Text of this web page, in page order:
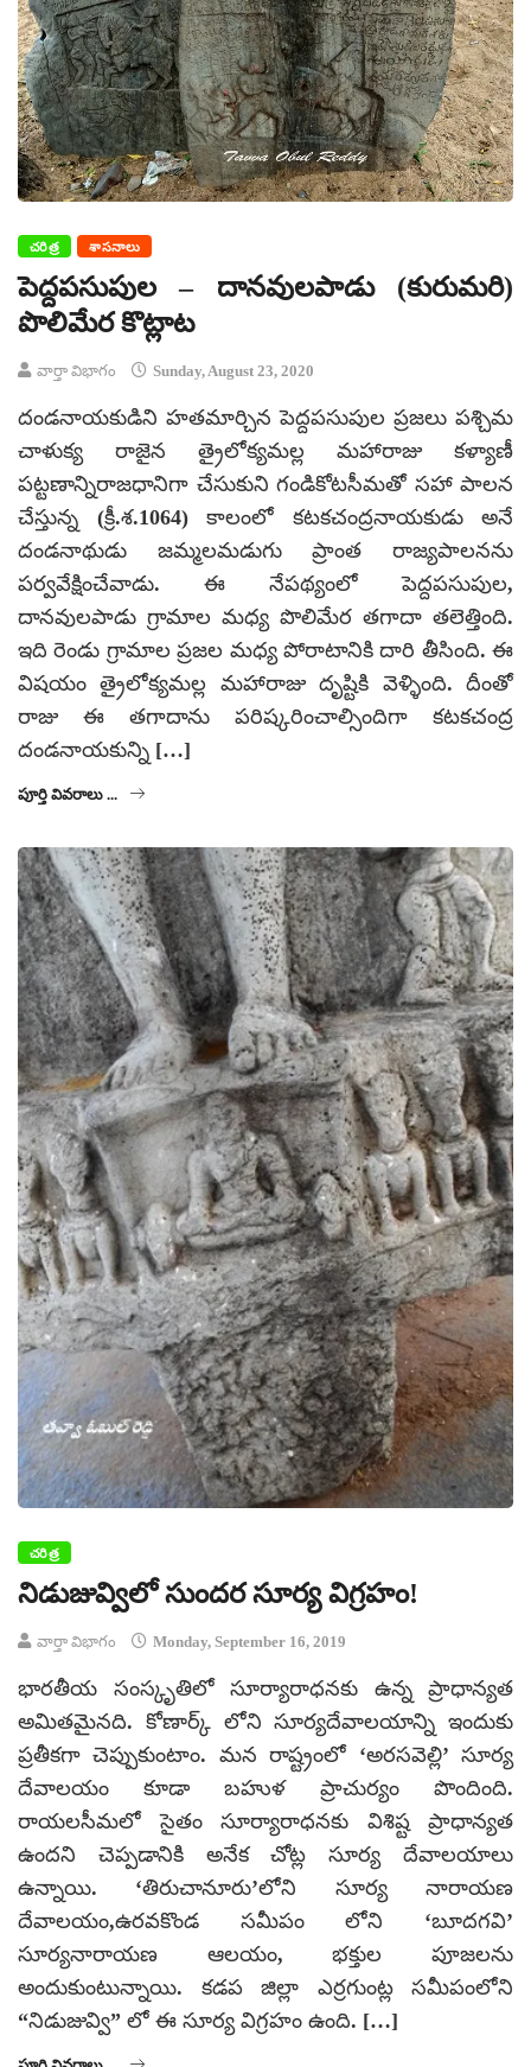
చరిత్ర శాసనాలు
పెద్దపసుపుల – దానవులపాడు (కురుమరి)
పొలిమేర కొట్లాట
వార్తా విభాగం Sunday, August 23, 2020
దండనాయకుడిని హతమార్చిన పెద్దపసుపుల ప్రజలు పశ్చిమ
చాళుక్య రాజైన త్రైలోక్యమల్ల మహారాజు కళ్యాణీ
పట్టణాన్నిరాజధానిగా చేసుకుని గండికోటసీమతో సహా పాలన
చేస్తున్న (క్రీ.శ.1064) కాలంలో కటకచంద్రనాయకుడు అనే
దండనాథుడు జమ్మలమడుగు ప్రాంత రాజ్యపాలనను
పర్వవేక్షించేవాడు. ఈ నేపథ్యంలో పెద్దపసుపుల,
దానవులపాడు గ్రామాల మధ్య పొలిమేర తగాదా తలెత్తింది.
ఇది రెండు గ్రామాల ప్రజల మధ్య పోరాటానికి దారి తీసింది. ఈ
విషయం త్రైలోక్యమల్ల మహారాజు దృష్టికి వెళ్ళింది. దీంతో
రాజు ఈ తగాదాను పరిష్కరించాల్సిందిగా కటకచంద్ర
దండనాయకున్ని […]
పూర్తి వివరాలు ...
చరిత్ర
నిడుజువ్విలో సుందర సూర్య విగ్రహం!
వార్తా విభాగం Monday, September 16, 2019
భారతీయ సంస్కృతిలో సూర్యారాధనకు ఉన్న ప్రాధాన్యత
అమితమైనది. కోణార్క్ లోని సూర్యదేవాలయాన్ని ఇందుకు
ప్రతీకగా చెప్పుకుంటాం. మన రాష్ట్రంలో ‘అరసవెల్లి’ సూర్య
దేవాలయం కూడా బహుళ ప్రాచుర్యం పొందింది.
రాయలసీమలో సైతం సూర్యారాధనకు విశిష్ట ప్రాధాన్యత
ఉందని చెప్పడానికి అనేక చోట్ల సూర్య దేవాలయాలు
ఉన్నాయి. ‘తిరుచానూరు’లోని సూర్య నారాయణ
దేవాలయం,ఉరవకొండ సమీపం లోని ‘బూదగవి’
సూర్యనారాయణ ఆలయం, భక్తుల పూజలను
అందుకుంటున్నాయి. కడప జిల్లా ఎర్రగుంట్ల సమీపంలోని
“నిడుజువ్వి” లో ఈ సూర్య విగ్రహం ఉంది. […]